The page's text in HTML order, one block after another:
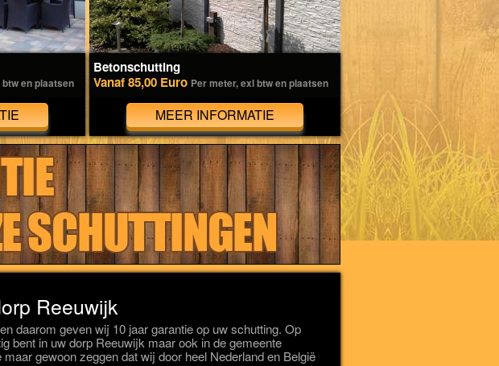
en plaatsen
Betonschutting
Vanaf 85,00 Euro Per meter, exl btw en plaatsen
MEER INFORMATIE
Reeuwijk
daarom geven wij 10 jaar garantie op uw schutting. Op
bent in uw dorp Reeuwijk maar ook in de gemeente
gewoon zeggen dat wij door heel Nederland en België